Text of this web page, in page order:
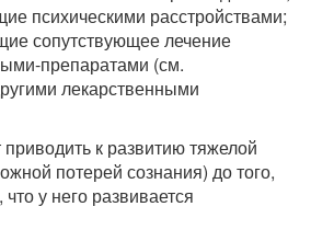
психическими расстройствами;
сопутствующее лечение
препаратами (см.
лекарственными
к развитию тяжелой
потерей сознания) до того,
у него развивается